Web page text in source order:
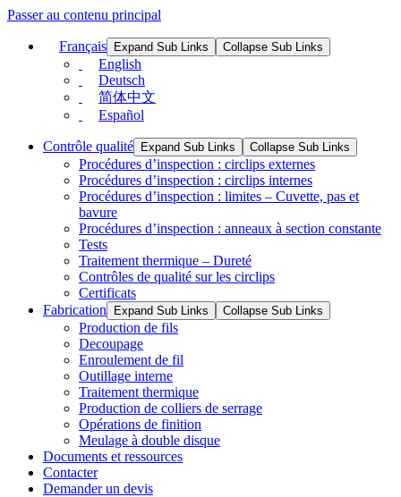
Passer au contenu principal
Français Expand Sub Links Collapse Sub Links
English
Deutsch
简体中文
Español
Contrôle qualité Expand Sub Links Collapse Sub Links
Procédures d’inspection : circlips externes
Procédures d’inspection : circlips internes
Procédures d’inspection : limites – Cuvette, pas et
bavure
Procédures d’inspection : anneaux à section constante
Tests
Traitement thermique – Dureté
Contrôles de qualité sur les circlips
Certificats
Fabrication
Expand Sub Links Collapse Sub Links
Production de fils
Decoupage
Enroulement de fil
Outillage interne
Traitement thermique
Production de colliers de serrage
Opérations de finition
Meulage à double disque
Documents et ressources
Contacter
Demander un devis